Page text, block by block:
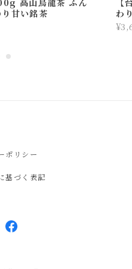
甘い銘茶
わ
ポリシー
基づく表記